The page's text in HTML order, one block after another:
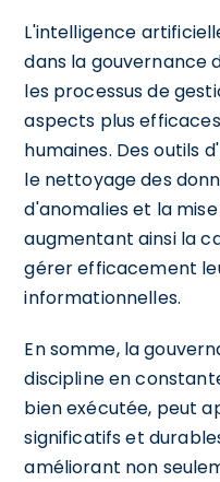
L'intelligence
dans la gouvernance
les processus de
aspects plus
humaines. Des outils
le nettoyage des
d'anomalies et la
augmentant ainsi la
gérer efficacement
informationnelles.
En somme, la
discipline en
bien exécutée, peut
significatifs et
améliorant non